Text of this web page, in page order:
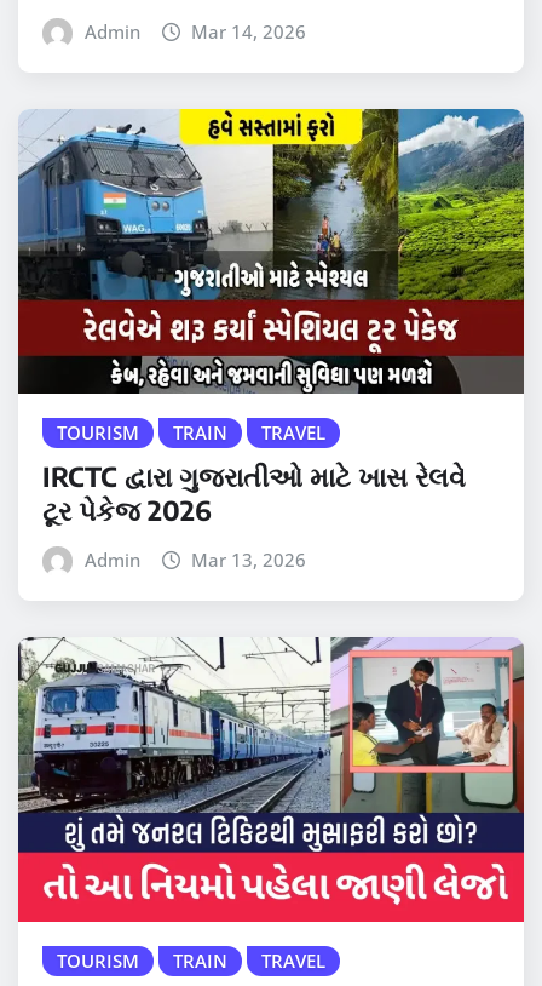
Admin Mar 14, 2026
TOURISM TRAIN TRAVEL
IRCTC દ્વારા ગુજરાતીઓ માટે ખાસ રેલવે
ટૂર પેકેજ 2026
Admin Mar 13, 2026
TOURISM TRAIN TRAVEL